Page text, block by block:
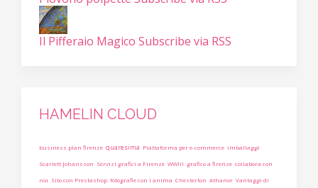
Il Pifferaio Magico Subscribe via RSS
HAMELIN CLOUD
business plan firenze quaresima Piattaforma per e-commerce imballaggi
Scarlett Johansson Servizi grafici a Firenze WWIII grafico a firenze collabora con
noi Sito con Prestashop fotografie con l anima Chesterton Athanor Vantaggi di